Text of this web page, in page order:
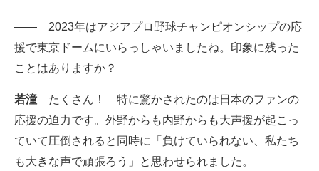
マーケ×ITの今がよく分かる
ITエンジニア向け専門サイト
IT製品の技術・比較・事例
製造業のIT導入・活用を支援
―― 2023年はアジアプロ野球チャンピオンシップの応
援で東京ドームにいらっしゃいましたね。印象に残った
ことはありますか？
若潼 たくさん！ 特に驚かされたのは日本のファンの
応援の迫力です。外野からも内野からも大声援が起こっ
ていて圧倒されると同時に「負けていられない、私たち
も大きな声で頑張ろう」と思わせられました。